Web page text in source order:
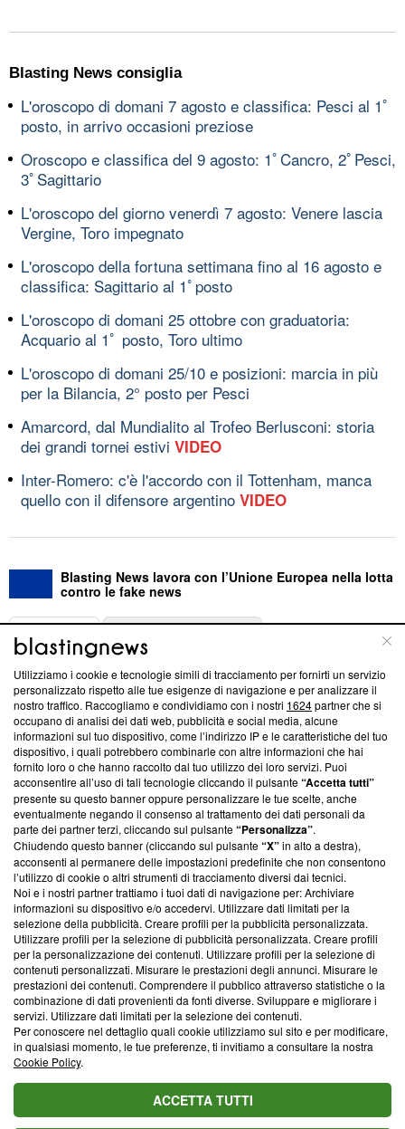
Blasting News consiglia
L'oroscopo di domani 7 agosto e classifica: Pesci al 1ﾟ
posto, in arrivo occasioni preziose
Oroscopo e classifica del 9 agosto: 1ﾟCancro, 2ﾟPesci,
3ﾟSagittario
L'oroscopo del giorno venerdì 7 agosto: Venere lascia
Vergine, Toro impegnato
L'oroscopo della fortuna settimana fino al 16 agosto e
classifica: Sagittario al 1ﾟposto
L'oroscopo di domani 25 ottobre con graduatoria:
Acquario al 1ﾟ posto, Toro ultimo
L'oroscopo di domani 25/10 e posizioni: marcia in più
per la Bilancia, 2° posto per Pesci
Amarcord, dal Mundialito al Trofeo Berlusconi: storia
dei grandi tornei estivi VIDEO
Inter-Romero: c'è l'accordo con il Tottenham, manca
quello con il difensore argentino VIDEO
Blasting News lavora con l’Unione Europea nella lotta
contro le fake news
ABOUT
Questa sezione offre informazioni trasparenti su Blasting
News, sui nostri processi editoriali e su come ci impegniamo a
creare news di qualità. Inoltre, afferma la nostra aderenza a
‘Trust Project - News with Integrity’Blasting News non è
ancora membro del programma, ma ha richiesto di farne
parte; Trust Project non ha ancora effettuato una verifica di
conformità agli standard.
Su di noi
Team editoriale
Corporate
Redazione
Informativa Privacy
Cookie Policy
Blasting SA, IDI CHE-247.845.224, Via Carlo Frasca, 3 - 6900
Lugano (Svizzera) Tel:+39 0690258937
© 2026 Blasting News
Utilizziamo i cookie e tecnologie simili di tracciamento per fornirti un servizio
personalizzato rispetto alle tue esigenze di navigazione e per analizzare il
nostro traffico. Raccogliamo e condividiamo con i nostri 1624partner che si
occupano di analisi dei dati web, pubblicità e social media, alcune
informazioni sul tuo dispositivo, come l’indirizzo IP e le caratteristiche del tuo
dispositivo, i quali potrebbero combinarle con altre informazioni che hai
fornito loro o che hanno raccolto dal tuo utilizzo dei loro servizi. Puoi
acconsentire all’uso di tali tecnologie cliccando il pulsante“Accetta tutti”
presente su questo banner oppure personalizzare le tue scelte, anche
eventualmente negando il consenso al trattamento dei dati personali da
parte dei partner terzi, cliccando sul pulsante“Personalizza”.
Chiudendo questo banner (cliccando sul pulsante“X”in alto a destra),
acconsenti al permanere delle impostazioni predefinite che non consentono
l’utilizzo di cookie o altri strumenti di tracciamento diversi dai tecnici.
Noi e i nostri partner trattiamo i tuoi dati di navigazione per: Archiviare
informazioni su dispositivo e/o accedervi. Utilizzare dati limitati per la
selezione della pubblicità. Creare profili per la pubblicità personalizzata.
Utilizzare profili per la selezione di pubblicità personalizzata. Creare profili
per la personalizzazione dei contenuti. Utilizzare profili per la selezione di
contenuti personalizzati. Misurare le prestazioni degli annunci. Misurare le
prestazioni dei contenuti. Comprendere il pubblico attraverso statistiche o la
combinazione di dati provenienti da fonti diverse. Sviluppare e migliorare i
servizi. Utilizzare dati limitati per la selezione dei contenuti.
Per conoscere nel dettaglio quali cookie utilizziamo sul sito e per modificare,
in qualsiasi momento, le tue preferenze, ti invitiamo a consultare la nostra
Cookie Policy.
ACCETTA TUTTI